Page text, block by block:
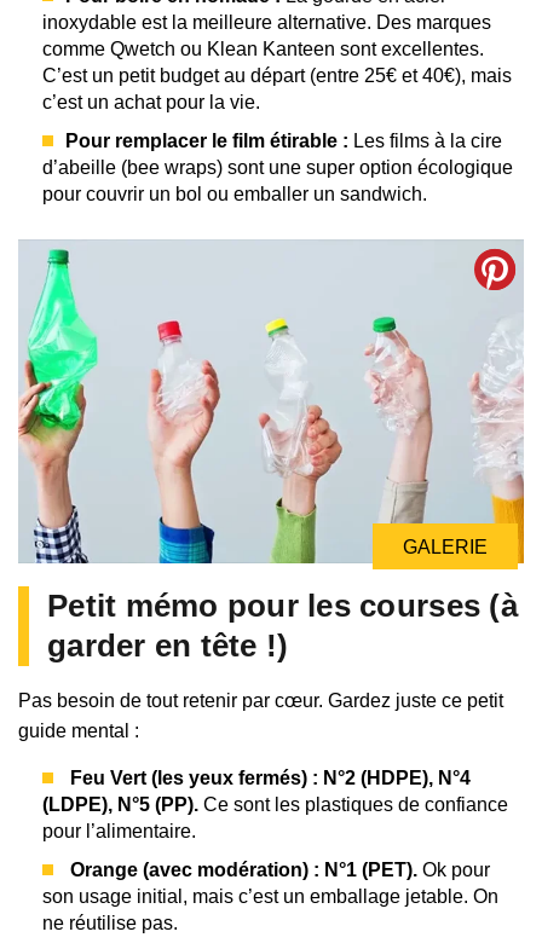
inoxydable est la meilleure alternative. Des marques
comme Qwetch ou Klean Kanteen sont excellentes.
C’est un petit budget au départ (entre 25€ et 40€), mais
c’est un achat pour la vie.
Pour remplacer le film étirable : Les films à la cire
d’abeille (bee wraps) sont une super option écologique
pour couvrir un bol ou emballer un sandwich.
GALERIE
Petit mémo pour les courses (à
garder en tête !)
Pas besoin de tout retenir par cœur. Gardez juste ce petit
guide mental :
Feu Vert (les yeux fermés) : N°2 (HDPE), N°4
(LDPE), N°5 (PP). Ce sont les plastiques de confiance
pour l’alimentaire.
Orange (avec modération) : N°1 (PET). Ok pour
son usage initial, mais c’est un emballage jetable. On
ne réutilise pas.